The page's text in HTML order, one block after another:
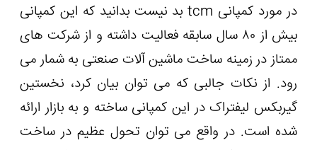
در مورد کمپانی tcm بد نیست بدانید که این کمپانی
بیش از ۸۰ سال سابقه فعالیت داشته و از شرکت های
ممتاز در زمینه ساخت ماشین آلات صنعتی به شمار می
رود. از نکات جالبی که می ‌توان بیان کرد، نخستين
گیربکس لیفتراک در این کمپانی ساخته و به بازار ارائه
شده است. در واقع می ‌توان تحول عظیم در ساخت